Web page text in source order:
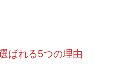
ばれる5つの理由